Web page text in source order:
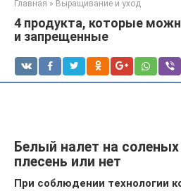
Главная » Выращивание и уход
4 продукта, которые
и запрещенные
Белый налет на соленых
плесень или нет
При соблюдении технологии